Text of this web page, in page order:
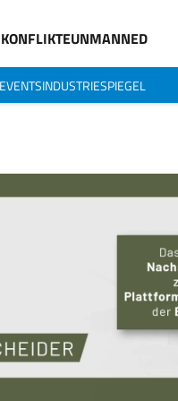
UNMANNED
EVENTSINDUSTRIESPIEGEL